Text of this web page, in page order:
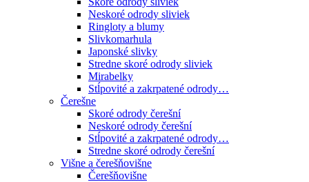
Neskoré odrody sliviek
Ringloty a blumy
Slivkomarhula
Japonské slivky
Stredne skoré odrody sliviek
Mirabelky
Stĺpovité a zakrpatené odrody…
Čerešne
Skoré odrody čerešní
Neskoré odrody čerešní
Stĺpovité a zakrpatené odrody…
Stredne skoré odrody čerešní
Višne a čerešňovišne
Čerešňovišne